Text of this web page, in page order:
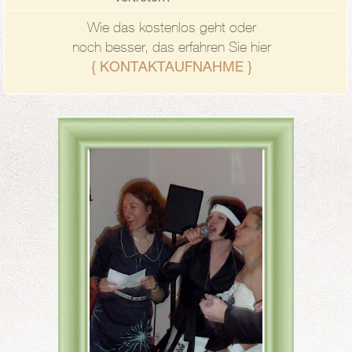
Wie das kostenlos geht oder
noch besser, das erfahren Sie hier
{ KONTAKTAUFNAHME }